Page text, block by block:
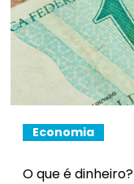
Economia
O que é dinheiro?